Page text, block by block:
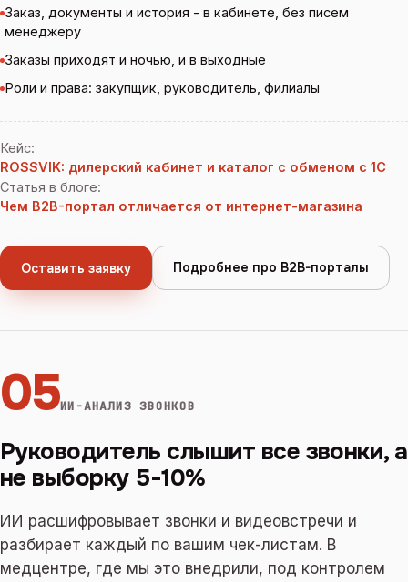
Заказ, документы и история - в кабинете, без писем
менеджеру
Заказы приходят и ночью, и в выходные
Роли и права: закупщик, руководитель, филиалы
Кейс:
ROSSVIK: дилерский кабинет и каталог с обменом с 1С
Статья в блоге:
Чем B2B-портал отличается от интернет-магазина
Оставить заявку Подробнее про B2B-порталы
05ИИ-АНАЛИЗ ЗВОНКОВ
Руководитель слышит все звонки, а
не выборку 5-10%
ИИ расшифровывает звонки и видеовстречи и
разбирает каждый по вашим чек-листам. В
медцентре, где мы это внедрили, под контролем